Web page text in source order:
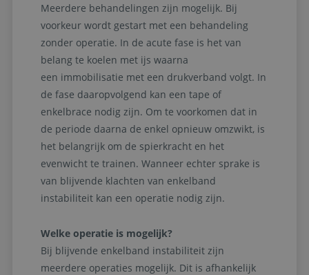
Meerdere behandelingen zijn mogelijk. Bij
voorkeur wordt gestart met een behandeling
zonder operatie. In de acute fase is het van
belang te koelen met ijs waarna
een immobilisatie met een drukverband volgt. In
de fase daaropvolgend kan een tape of
enkelbrace nodig zijn. Om te voorkomen dat in
de periode daarna de enkel opnieuw omzwikt, is
het belangrijk om de spierkracht en het
evenwicht te trainen. Wanneer echter sprake is
van blijvende klachten van enkelband
instabiliteit kan een operatie nodig zijn.
Welke operatie is mogelijk?
Bij blijvende enkelband instabiliteit zijn
meerdere operaties mogelijk. Dit is afhankelijk